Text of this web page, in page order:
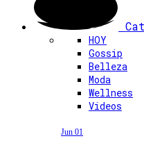
HOY
Gossip
Belleza
Moda
Wellness
Videos
Jun 01